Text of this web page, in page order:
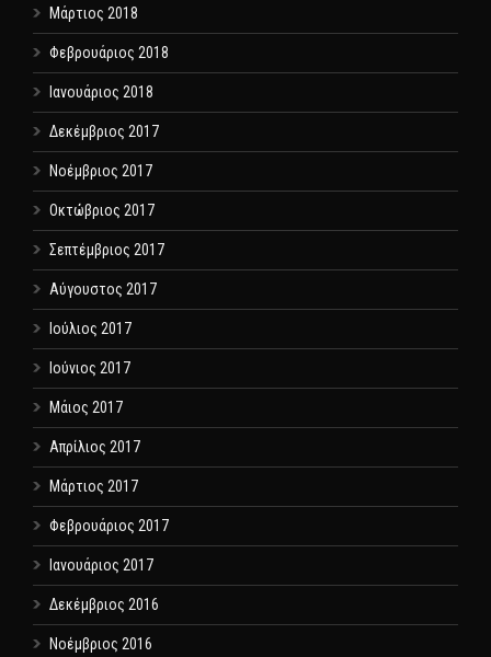
Μάρτιος 2018
Φεβρουάριος 2018
Ιανουάριος 2018
Δεκέμβριος 2017
Νοέμβριος 2017
Οκτώβριος 2017
Σεπτέμβριος 2017
Αύγουστος 2017
Ιούλιος 2017
Ιούνιος 2017
Μάιος 2017
Απρίλιος 2017
Μάρτιος 2017
Φεβρουάριος 2017
Ιανουάριος 2017
Δεκέμβριος 2016
Νοέμβριος 2016